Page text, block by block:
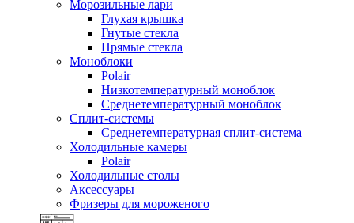
Морозильные лари
Глухая крышка
Гнутые стекла
Прямые стекла
Моноблоки
Polair
Низкотемпературный моноблок
Среднетемпературный моноблок
Сплит-системы
Среднетемпературная сплит-система
Холодильные камеры
Polair
Холодильные столы
Аксессуары
Фризеры для мороженого